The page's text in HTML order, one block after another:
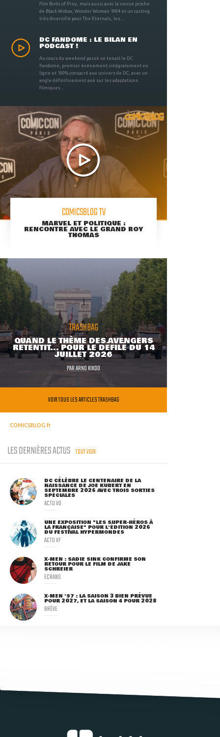
film Birds of Prey, mais aussi avec la venue proche
de Black Widow, Wonder Woman 1984 et un casting
très diversifié pour The Eternals, les ...
DC FANDOME : LE BILAN EN
PODCAST !
Au cours du weekend passé se tenait le DC
Fandome, premier évènement intégralement en
ligne et 100% consacré aux univers de DC, avec un
angle définitivement axé sur les adaptations
filmiques ...
COMICSBLOG TV
MARVEL ET POLITIQUE :
RENCONTRE AVEC LE GRAND ROY
THOMAS
TRASHBAG
QUAND LE THÈME DES AVENGERS
RETENTIT... POUR LE DÉFILÉ DU 14
JUILLET 2026
PARARNO KIKOO
VOIR TOUS LES ARTICLES TRASHBAG
COMICSBLOG.fr
LES DERNIÈRES ACTUS TOUT VOIR
DC CÉLÈBRE LE CENTENAIRE DE LA
NAISSANCE DE JOE KUBERT EN
SEPTEMBRE 2026 AVEC TROIS SORTIES
SPÉCIALES
ACTU VO
UNE EXPOSITION "LES SUPER-HÉROS À
LA FRANÇAISE" POUR L'ÉDITION 2026
DU FESTIVAL HYPERMONDES
ACTU VF
X-MEN : SADIE SINK CONFIRME SON
RETOUR POUR LE FILM DE JAKE
SCHREIER
ECRANS
X-MEN '97 : LA SAISON 3 BIEN PRÉVUE
POUR 2027, ET LA SAISON 4 POUR 2028
BRÈVE